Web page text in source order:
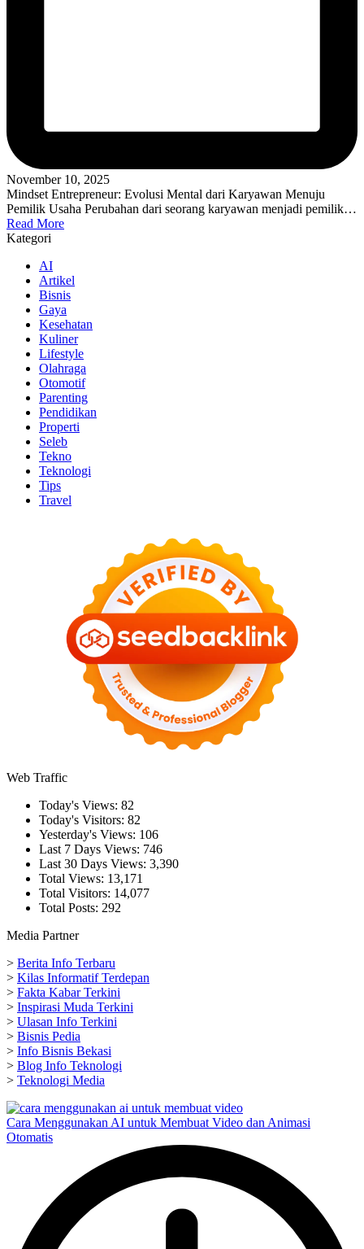
November 10, 2025
Mindset Entrepreneur: Evolusi Mental dari Karyawan Menuju
Pemilik Usaha Perubahan dari seorang karyawan menjadi pemilik…
Read More
Kategori
AI
Artikel
Bisnis
Gaya
Kesehatan
Kuliner
Lifestyle
Olahraga
Otomotif
Parenting
Pendidikan
Properti
Seleb
Tekno
Teknologi
Tips
Travel
Web Traffic
Today's Views: 82
Today's Visitors: 82
Yesterday's Views: 106
Last 7 Days Views: 746
Last 30 Days Views: 3,390
Total Views: 13,171
Total Visitors: 14,077
Total Posts: 292
Media Partner
> Berita Info Terbaru
> Kilas Informatif Terdepan
> Fakta Kabar Terkini
> Inspirasi Muda Terkini
> Ulasan Info Terkini
> Bisnis Pedia
> Info Bisnis Bekasi
> Blog Info Teknologi
> Teknologi Media
Cara Menggunakan AI untuk Membuat Video dan Animasi
Otomatis